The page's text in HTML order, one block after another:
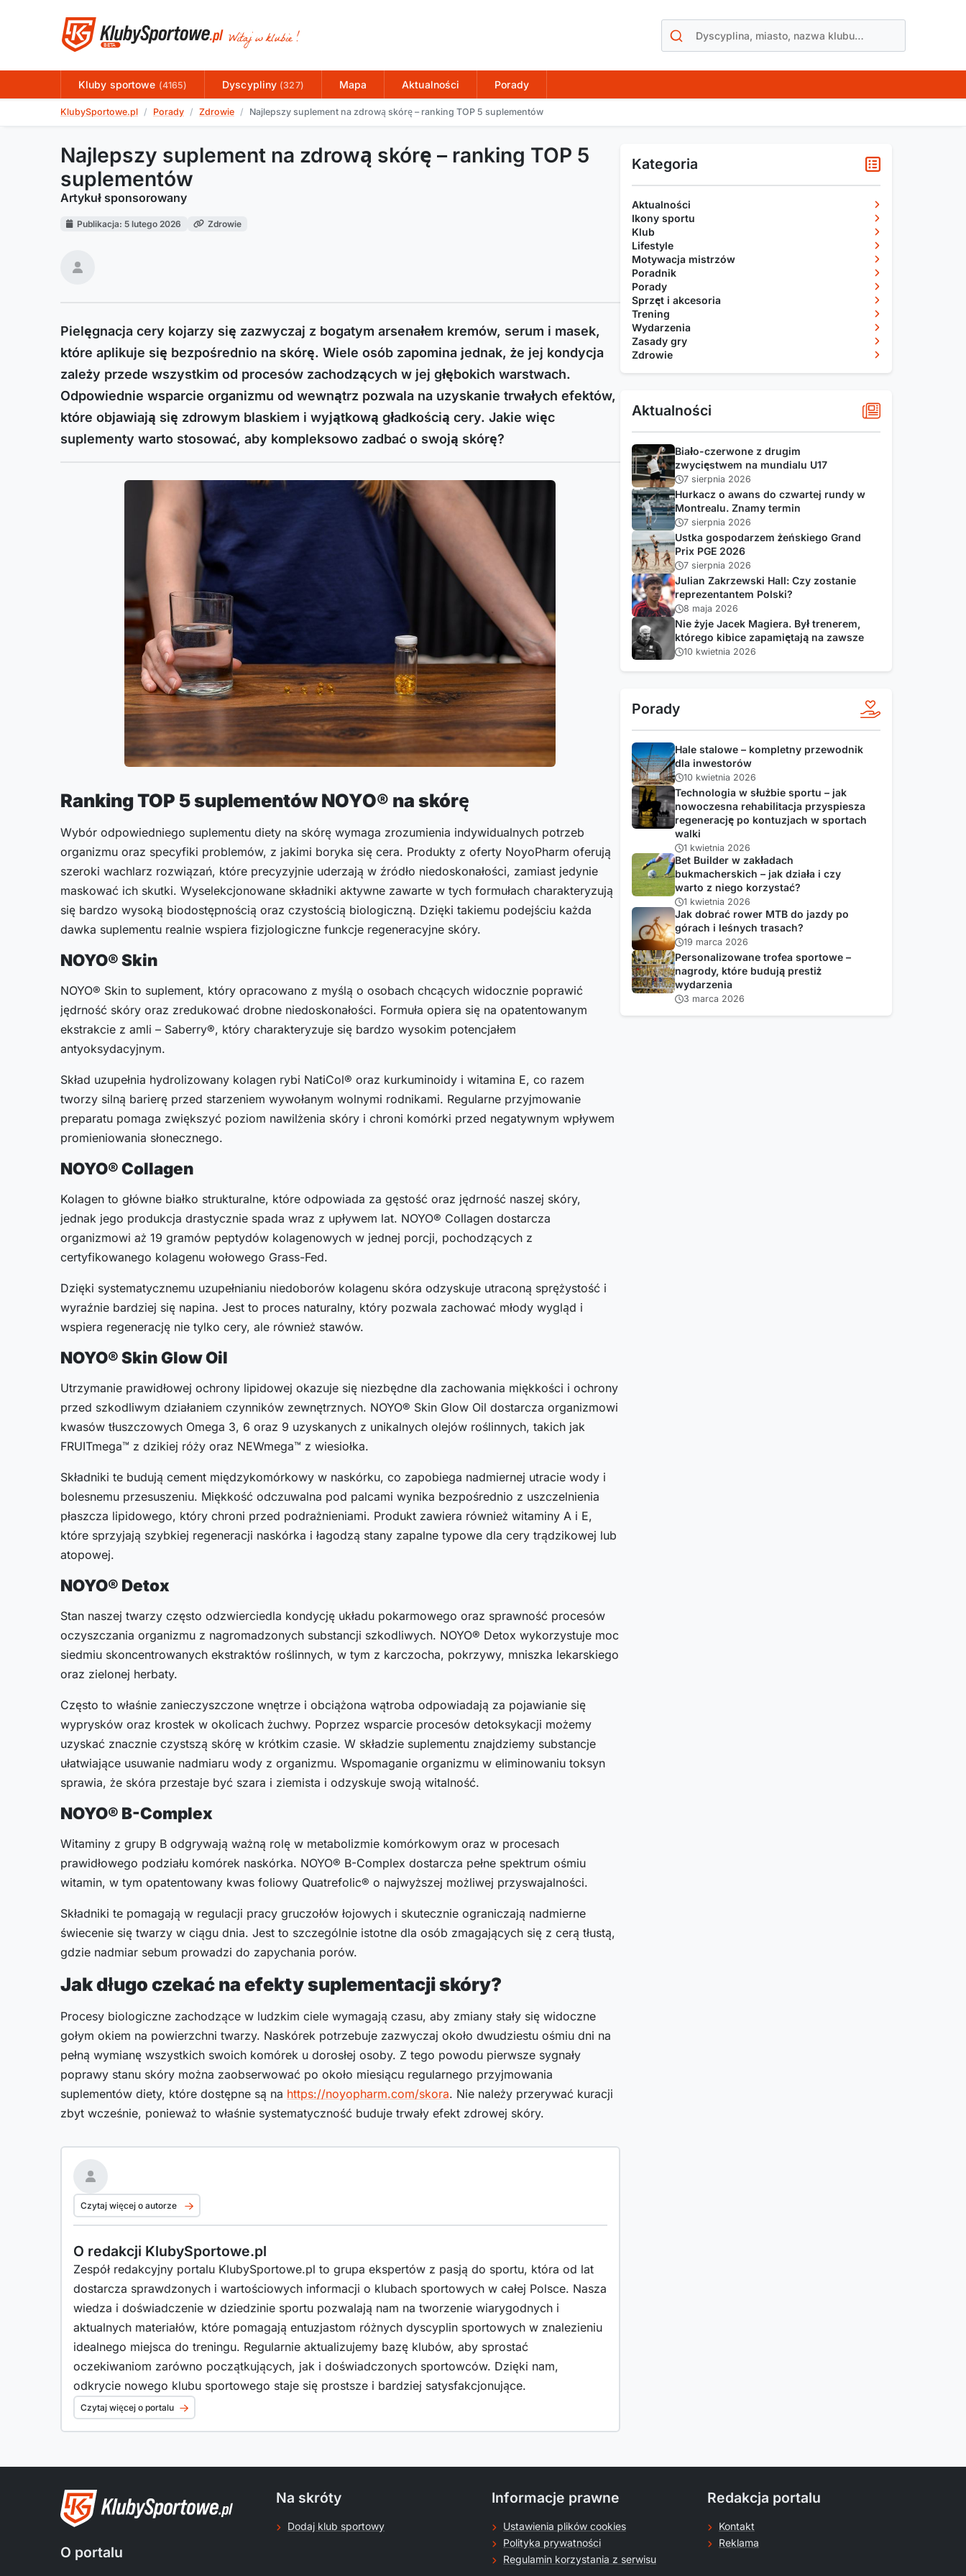
Kluby sportowe (4165) Dyscypliny (327) Mapa Aktualności Porady
KlubySportowe.pl Porady Zdrowie Najlepszy suplement na zdrową skórę – ranking TOP 5 suplementów
Najlepszy suplement na zdrową skórę – ranking TOP 5
suplementów
Artykuł sponsorowany
Publikacja: 5 lutego 2026 Zdrowie
Pielęgnacja cery kojarzy się zazwyczaj z bogatym arsenałem kremów, serum i masek,
które aplikuje się bezpośrednio na skórę. Wiele osób zapomina jednak, że jej kondycja
zależy przede wszystkim od procesów zachodzących w jej głębokich warstwach.
Odpowiednie wsparcie organizmu od wewnątrz pozwala na uzyskanie trwałych efektów,
które objawiają się zdrowym blaskiem i wyjątkową gładkością cery. Jakie więc
suplementy warto stosować, aby kompleksowo zadbać o swoją skórę?
Ranking TOP 5 suplementów NOYO® na skórę
Wybór odpowiedniego suplementu diety na skórę wymaga zrozumienia indywidualnych potrzeb
organizmu oraz specyfiki problemów, z jakimi boryka się cera. Produkty z oferty NoyoPharm oferują
szeroki wachlarz rozwiązań, które precyzyjnie uderzają w źródło niedoskonałości, zamiast jedynie
maskować ich skutki. Wyselekcjonowane składniki aktywne zawarte w tych formułach charakteryzują
się bardzo wysoką biodostępnością oraz czystością biologiczną. Dzięki takiemu podejściu każda
dawka suplementu realnie wspiera fizjologiczne funkcje regeneracyjne skóry.
NOYO® Skin
NOYO® Skin to suplement, który opracowano z myślą o osobach chcących widocznie poprawić
jędrność skóry oraz zredukować drobne niedoskonałości. Formuła opiera się na opatentowanym
ekstrakcie z amli – Saberry®, który charakteryzuje się bardzo wysokim potencjałem
antyoksydacyjnym.
Skład uzupełnia hydrolizowany kolagen rybi NatiCol® oraz kurkuminoidy i witamina E, co razem
tworzy silną barierę przed starzeniem wywołanym wolnymi rodnikami. Regularne przyjmowanie
preparatu pomaga zwiększyć poziom nawilżenia skóry i chroni komórki przed negatywnym wpływem
promieniowania słonecznego.
NOYO® Collagen
Kolagen to główne białko strukturalne, które odpowiada za gęstość oraz jędrność naszej skóry,
jednak jego produkcja drastycznie spada wraz z upływem lat. NOYO® Collagen dostarcza
organizmowi aż 19 gramów peptydów kolagenowych w jednej porcji, pochodzących z
certyfikowanego kolagenu wołowego Grass-Fed.
Dzięki systematycznemu uzupełnianiu niedoborów kolagenu skóra odzyskuje utraconą sprężystość i
wyraźnie bardziej się napina. Jest to proces naturalny, który pozwala zachować młody wygląd i
wspiera regenerację nie tylko cery, ale również stawów.
NOYO® Skin Glow Oil
Utrzymanie prawidłowej ochrony lipidowej okazuje się niezbędne dla zachowania miękkości i ochrony
przed szkodliwym działaniem czynników zewnętrznych. NOYO® Skin Glow Oil dostarcza organizmowi
kwasów tłuszczowych Omega 3, 6 oraz 9 uzyskanych z unikalnych olejów roślinnych, takich jak
FRUITmega™ z dzikiej róży oraz NEWmega™ z wiesiołka.
Składniki te budują cement międzykomórkowy w naskórku, co zapobiega nadmiernej utracie wody i
bolesnemu przesuszeniu. Miękkość odczuwalna pod palcami wynika bezpośrednio z uszczelnienia
płaszcza lipidowego, który chroni przed podrażnieniami. Produkt zawiera również witaminy A i E,
które sprzyjają szybkiej regeneracji naskórka i łagodzą stany zapalne typowe dla cery trądzikowej lub
atopowej.
NOYO® Detox
Stan naszej twarzy często odzwierciedla kondycję układu pokarmowego oraz sprawność procesów
oczyszczania organizmu z nagromadzonych substancji szkodliwych. NOYO® Detox wykorzystuje moc
siedmiu skoncentrowanych ekstraktów roślinnych, w tym z karczocha, pokrzywy, mniszka lekarskiego
oraz zielonej herbaty.
Często to właśnie zanieczyszczone wnętrze i obciążona wątroba odpowiadają za pojawianie się
wyprysków oraz krostek w okolicach żuchwy. Poprzez wsparcie procesów detoksykacji możemy
uzyskać znacznie czystszą skórę w krótkim czasie. W składzie suplementu znajdziemy substancje
ułatwiające usuwanie nadmiaru wody z organizmu. Wspomaganie organizmu w eliminowaniu toksyn
sprawia, że skóra przestaje być szara i ziemista i odzyskuje swoją witalność.
NOYO® B-Complex
Witaminy z grupy B odgrywają ważną rolę w metabolizmie komórkowym oraz w procesach
prawidłowego podziału komórek naskórka. NOYO® B-Complex dostarcza pełne spektrum ośmiu
witamin, w tym opatentowany kwas foliowy Quatrefolic® o najwyższej możliwej przyswajalności.
Składniki te pomagają w regulacji pracy gruczołów łojowych i skutecznie ograniczają nadmierne
świecenie się twarzy w ciągu dnia. Jest to szczególnie istotne dla osób zmagających się z cerą tłustą,
gdzie nadmiar sebum prowadzi do zapychania porów.
Jak długo czekać na efekty suplementacji skóry?
Procesy biologiczne zachodzące w ludzkim ciele wymagają czasu, aby zmiany stały się widoczne
gołym okiem na powierzchni twarzy. Naskórek potrzebuje zazwyczaj około dwudziestu ośmiu dni na
pełną wymianę wszystkich swoich komórek u dorosłej osoby. Z tego powodu pierwsze sygnały
poprawy stanu skóry można zaobserwować po około miesiącu regularnego przyjmowania
suplementów diety, które dostępne są na https://noyopharm.com/skora. Nie należy przerywać kuracji
zbyt wcześnie, ponieważ to właśnie systematyczność buduje trwały efekt zdrowej skóry.
Czytaj więcej o autorze
O redakcji KlubySportowe.pl
Zespół redakcyjny portalu KlubySportowe.pl to grupa ekspertów z pasją do sportu, która od lat
dostarcza sprawdzonych i wartościowych informacji o klubach sportowych w całej Polsce. Nasza
wiedza i doświadczenie w dziedzinie sportu pozwalają nam na tworzenie wiarygodnych i
aktualnych materiałów, które pomagają entuzjastom różnych dyscyplin sportowych w znalezieniu
idealnego miejsca do treningu. Regularnie aktualizujemy bazę klubów, aby sprostać
oczekiwaniom zarówno początkujących, jak i doświadczonych sportowców. Dzięki nam,
odkrycie nowego klubu sportowego staje się prostsze i bardziej satysfakcjonujące.
Czytaj więcej o portalu
Kategoria
Aktualności
Ikony sportu
Klub
Lifestyle
Motywacja mistrzów
Poradnik
Porady
Sprzęt i akcesoria
Trening
Wydarzenia
Zasady gry
Zdrowie
Aktualności
Biało-czerwone z drugim
zwycięstwem na mundialu U17
7 sierpnia 2026
Hurkacz o awans do czwartej rundy w
Montrealu. Znamy termin
7 sierpnia 2026
Ustka gospodarzem żeńskiego Grand
Prix PGE 2026
7 sierpnia 2026
Julian Zakrzewski Hall: Czy zostanie
reprezentantem Polski?
8 maja 2026
Nie żyje Jacek Magiera. Był trenerem,
którego kibice zapamiętają na zawsze
10 kwietnia 2026
Porady
Hale stalowe – kompletny przewodnik
dla inwestorów
10 kwietnia 2026
Technologia w służbie sportu – jak
nowoczesna rehabilitacja przyspiesza
regenerację po kontuzjach w sportach
walki
1 kwietnia 2026
Bet Builder w zakładach
bukmacherskich – jak działa i czy
warto z niego korzystać?
1 kwietnia 2026
Jak dobrać rower MTB do jazdy po
górach i leśnych trasach?
19 marca 2026
Personalizowane trofea sportowe –
nagrody, które budują prestiż
wydarzenia
3 marca 2026
O portalu
Na skróty
Dodaj klub sportowy
Informacje prawne
Ustawienia plików cookies
Polityka prywatności
Regulamin korzystania z serwisu
Redakcja portalu
Kontakt
Reklama